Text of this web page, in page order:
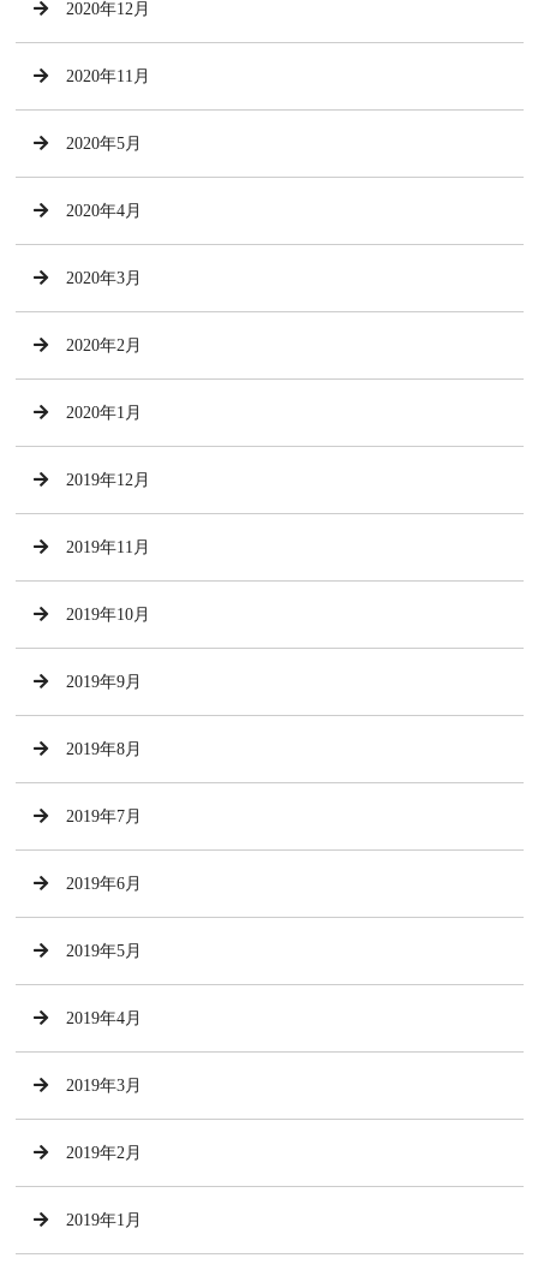
2020年12月
2020年11月
2020年5月
2020年4月
2020年3月
2020年2月
2020年1月
2019年12月
2019年11月
2019年10月
2019年9月
2019年8月
2019年7月
2019年6月
2019年5月
2019年4月
2019年3月
2019年2月
2019年1月